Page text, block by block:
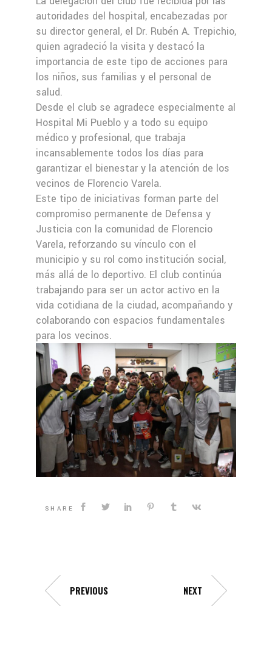
autoridades del hospital, encabezadas por
su director general, el Dr. Rubén A. Trepichio,
quien agradeció la visita y destacó la
importancia de este tipo de acciones para
los niños, sus familias y el personal de
salud.
Desde el club se agradece especialmente al
Hospital Mi Pueblo y a todo su equipo
médico y profesional, que trabaja
incansablemente todos los días para
garantizar el bienestar y la atención de los
vecinos de Florencio Varela.
Este tipo de iniciativas forman parte del
compromiso permanente de Defensa y
Justicia con la comunidad de Florencio
Varela, reforzando su vínculo con el
municipio y su rol como institución social,
más allá de lo deportivo. El club continúa
trabajando para ser un actor activo en la
vida cotidiana de la ciudad, acompañando y
colaborando con espacios fundamentales
para los vecinos.
SHARE
PREVIOUS NEXT